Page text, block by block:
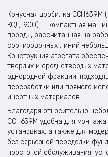
Конусная дробилка
КСД-900) — компактная
породы, рассчитанная на
сортировочных линий
Конструкция агрегата
твердых и среднетвердых
однородной фракции,
переработки или прямого
инертных материалов.
Благодаря относительно
CCH639M удобна для
установках, а также для
без серьезной переделки
простотой обслуживания,